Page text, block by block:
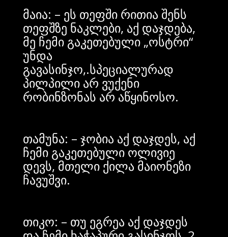
მაია: – ეს თეფში რითია შენს
თეფშზე ნაკლები, აქ დაჯდება,
მე ჩემი გაკეთებული „ოსტრი“
უნდა
გავასინჯო,.სპეციალურად
პილპილი არ ვუქენი
რობინზონას არ აწყინოსო.
თამუნა: – ჯობია აქ დაჯდეს, აქ
ჩემი გაკეთებული ოლივიე
დევს, მთელი ქილა მაიონეზი
ჩავუშვი.
თიკო: – თუ ეგრეა აქ დაჯდეს